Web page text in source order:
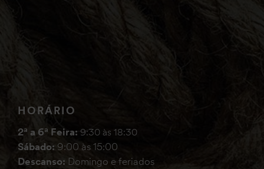
HORÁRIO
2ª a 6ª Feira: 9:30 às 18:30
Sábado: 9:00 às 15:00
Descanso: Domingo e feriados